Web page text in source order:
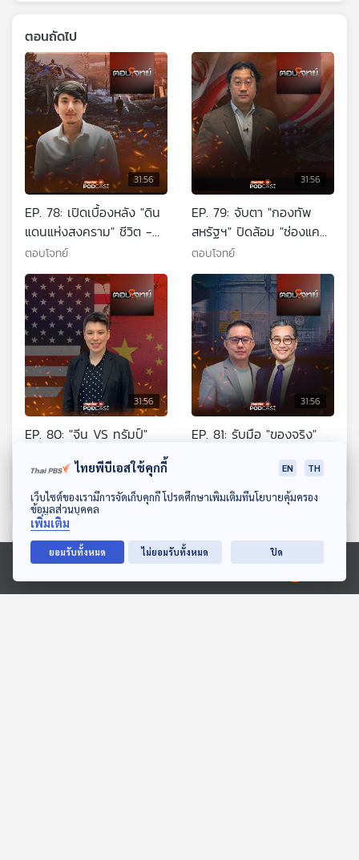
ดาวน์โหลด Thai PBS Podcast Application
Ⓒ 2020 องค์การกระจายเสียงและแพร่ภาพสาธารณะแห่งประเทศไทย
ตอนถัดไป
31:56
EP. 78: เปิดเบื้องหลัง "ดิน
แดนแห่งสงคราม" ชีวิต -
ความหวัง - มิตรภาพ ?
ตอบโจทย์
31:56
EP. 79: จับตา "กองทัพ
สหรัฐฯ" ปิดล้อม "ช่องแคบ
ฮอร์มุซ" บานปลาย ?
ตอบโจทย์
31:56
EP. 80: "จีน VS ทรัมป์"
ปมร้อนเปลี่ยนโลก
ตอบโจทย์
31:56
EP. 81: รับมือ "ของจริง"
ครองชีพ - ราคาน้ำมัน"
ตอนที่เกี่ยวข้อง
ไทยพีบีเอสใช้คุกกี้ EN TH
เว็บไซต์ของเรามีการจัดเก็บคุกกี้ โปรดศึกษาเพิ่มเติมที่นโยบายคุ้มครอง
ข้อมูลส่วนบุคคล
เพิ่มเติม
ยอมรับทั้งหมด ไม่ยอมรับทั้งหมด ปิด